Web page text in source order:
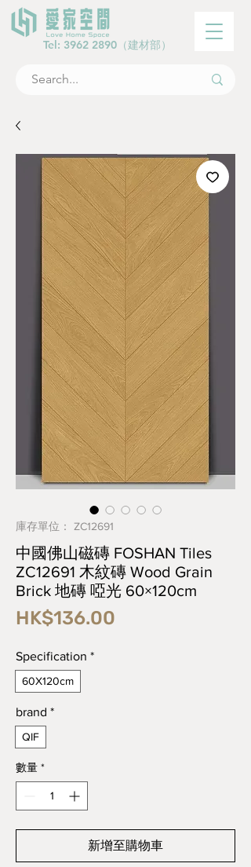
Tel: 3962 2890 （建材部）
庫存單位： ZC12691
中國佛山磁磚 FOSHAN Tiles
ZC12691 木紋磚 Wood Grain
Brick 地磚 啞光 60×120cm
HK$136.00
Specification *
60X120cm
brand *
QIF
數量 *
新增至購物車